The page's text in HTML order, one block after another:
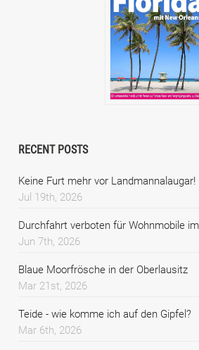
RECENT POSTS
Keine Furt mehr vor Landmannalaugar!
Jul 19th, 2026
Durchfahrt verboten für Wohnmobile
Jun 7th, 2026
Blaue Moorfrösche in der Oberlausitz
Mar 21st, 2026
Teide - wie komme ich auf den Gipfel?
Mar 6th, 2026